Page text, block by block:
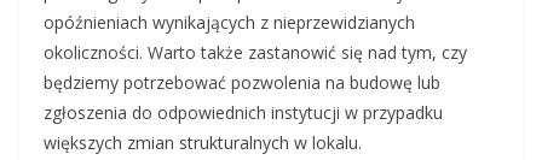
opóźnieniach wynikających z nieprzewidzianych
okoliczności. Warto także zastanowić się nad tym, czy
będziemy potrzebować pozwolenia na budowę lub
zgłoszenia do odpowiednich instytucji w przypadku
większych zmian strukturalnych w lokalu.